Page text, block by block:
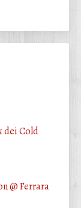
dei Cold
@ Ferrara